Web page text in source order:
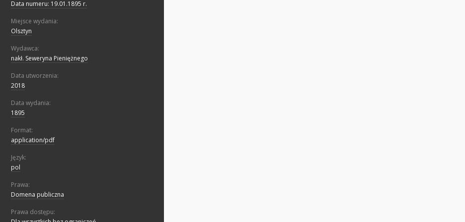
Data numeru: 19.01.1895 r.
Miejsce wydania:
Olsztyn
Wydawca:
nakł. Seweryna Pieniężnego
Data utworzenia:
2018
Data wydania:
1895
Format:
application/pdf
Język:
pol
Prawa:
Domena publiczna
Prawa dostępu: